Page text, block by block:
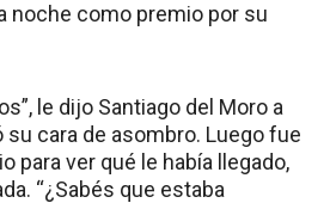
noche como premio por su
le dijo Santiago del Moro a
cara de asombro. Luego fue
para ver qué le había llegado,
“¿Sabés que estaba